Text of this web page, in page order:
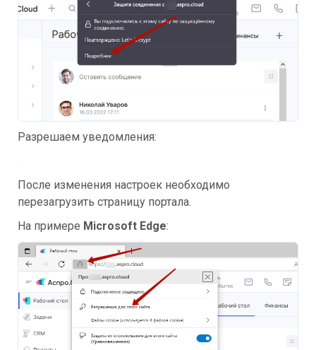
Разрешаем уведомления:
После изменения настроек необходимо
перезагрузить страницу портала.
На примере Microsoft Edge: